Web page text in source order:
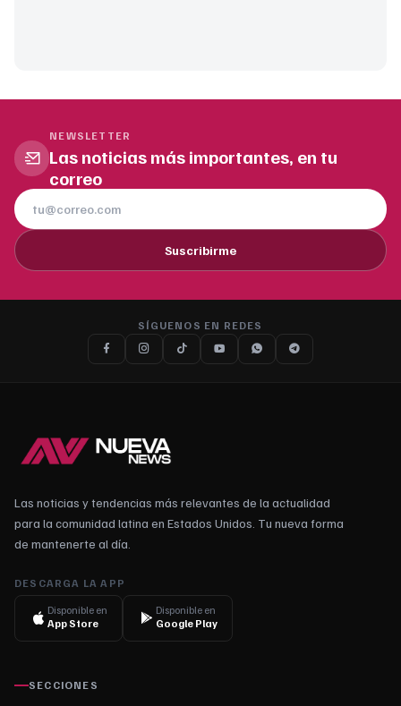
NEWSLETTER
Las noticias más importantes, en tu
correo
Suscribirme
SÍGUENOS EN REDES
Las noticias y tendencias más relevantes de la actualidad
para la comunidad latina en Estados Unidos. Tu nueva forma
de mantenerte al día.
DESCARGA LA APP
Disponible en
App Store
Disponible en
Google Play
SECCIONES